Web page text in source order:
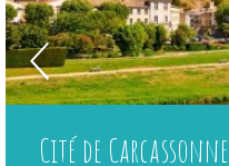
Cité de Carcassonne